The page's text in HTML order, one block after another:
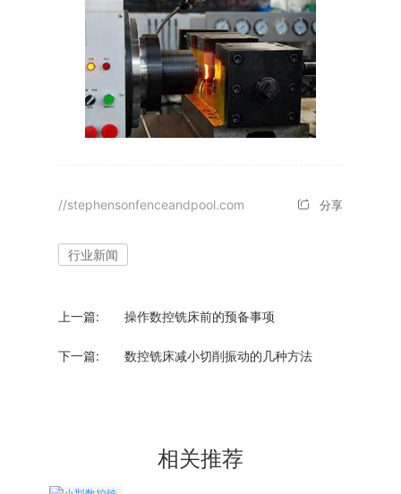
//stephensonfenceandpool.com 分享
行业新闻
上一篇: 操作数控铣床前的预备事项
下一篇: 数控铣床减小切削振动的几种方法
相关推荐